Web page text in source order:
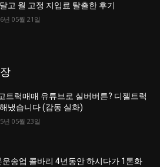
고 월 고정 지입료 탈출한 후기
년 05월 21일
트럭매매 유튜브로 실버버튼? 디젤트럭
냈습니다 (감동 실화)
년 05월 23일
운송업 콜바리 4년동안 하시다가 1톤화